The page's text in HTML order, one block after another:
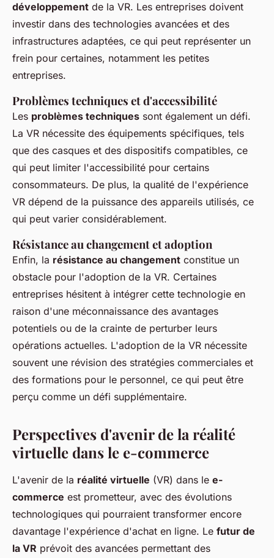
développement de la VR. Les entreprises doivent
investir dans des technologies avancées et des
infrastructures adaptées, ce qui peut représenter un
frein pour certaines, notamment les petites
entreprises.
Problèmes techniques et d'accessibilité
Les problèmes techniques sont également un défi.
La VR nécessite des équipements spécifiques, tels
que des casques et des dispositifs compatibles, ce
qui peut limiter l'accessibilité pour certains
consommateurs. De plus, la qualité de l'expérience
VR dépend de la puissance des appareils utilisés, ce
qui peut varier considérablement.
Résistance au changement et adoption
Enfin, la résistance au changement constitue un
obstacle pour l'adoption de la VR. Certaines
entreprises hésitent à intégrer cette technologie en
raison d'une méconnaissance des avantages
potentiels ou de la crainte de perturber leurs
opérations actuelles. L'adoption de la VR nécessite
souvent une révision des stratégies commerciales et
des formations pour le personnel, ce qui peut être
perçu comme un défi supplémentaire.
Perspectives d'avenir de la réalité
virtuelle dans le e-commerce
L'avenir de la réalité virtuelle (VR) dans le e-
commerce est prometteur, avec des évolutions
technologiques qui pourraient transformer encore
davantage l'expérience d'achat en ligne. Le futur de
la VR prévoit des avancées permettant des